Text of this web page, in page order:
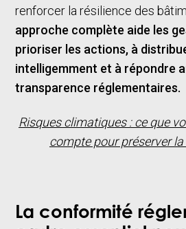
renforcer la résilience des
approche complète aide les
prioriser les actions, à
intelligemment et à répondre
transparence
Risques climatiques : ce que
compte pour préserver
La conformité